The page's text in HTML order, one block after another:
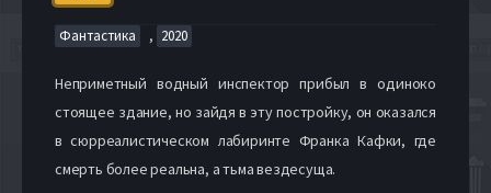
Фантастика , 2020
Неприметный водный инспектор прибыл в одиноко
стоящее здание, но зайдя в эту постройку, он оказался
в сюрреалистическом лабиринте Франка Кафки, где
смерть более реальна, а тьма вездесуща.